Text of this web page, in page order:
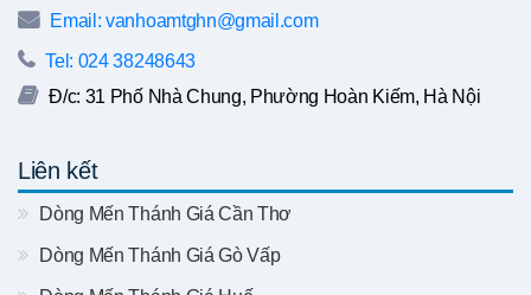
Email: vanhoamtghn@gmail.com
Tel: 024 38248643
Đ/c: 31 Phố Nhà Chung, Phường Hoàn Kiếm, Hà Nội
Liên kết
Dòng Mến Thánh Giá Cần Thơ
Dòng Mến Thánh Giá Gò Vấp